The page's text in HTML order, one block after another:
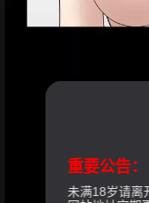
重要公告：
未满18岁请离